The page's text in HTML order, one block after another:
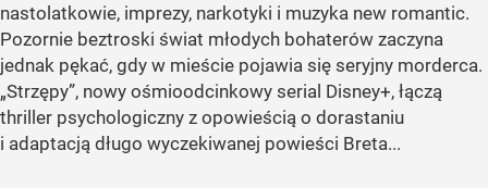
nastolatkowie, imprezy, narkotyki i muzyka new romantic.
Pozornie beztroski świat młodych bohaterów zaczyna
jednak pękać, gdy w mieście pojawia się seryjny morderca.
„Strzępy”, nowy ośmioodcinkowy serial Disney+, łączą
thriller psychologiczny z opowieścią o dorastaniu
i adaptacją długo wyczekiwanej powieści Breta...